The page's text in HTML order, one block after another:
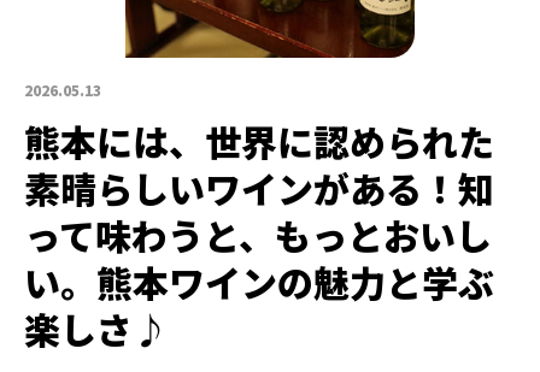
2026.05.13
熊本には、世界に認められた
素晴らしいワインがある！知
って味わうと、もっとおいし
い。熊本ワインの魅力と学ぶ
楽しさ♪